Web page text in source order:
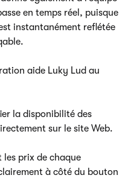
en temps réel, puisque
instantanément reflétée
aide Luky Lud au
la disponibilité des
sur le site Web.
les prix de chaque
à côté du bouton